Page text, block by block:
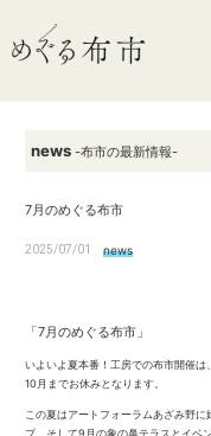
news -布市の最新情報-
7月のめぐる布市
2025/07/01 news
「7月のめぐる布市」
いよいよ夏本番！工房での布市開催
10月までお休みとなります。
この夏はアートフォーラムあざみ野
プ、そして9月の象の鼻テラスとイベ